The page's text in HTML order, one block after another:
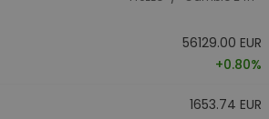
56129.00 EUR
+0.80%
1653.74 EUR